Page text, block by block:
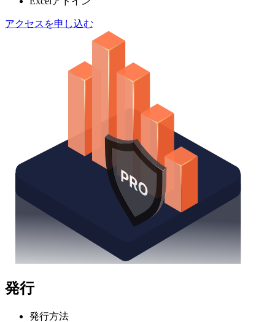
アクセスを申し込む
発行
発行方法